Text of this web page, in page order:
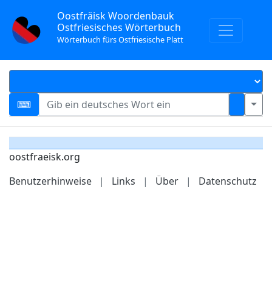
Oostfräisk Woordenbauk
Ostfriesisches Wörterbuch
Wörterbuch fürs Ostfriesische Platt
oostfraeisk.org
Benutzerhinweise
| Links | Über | Datenschutz